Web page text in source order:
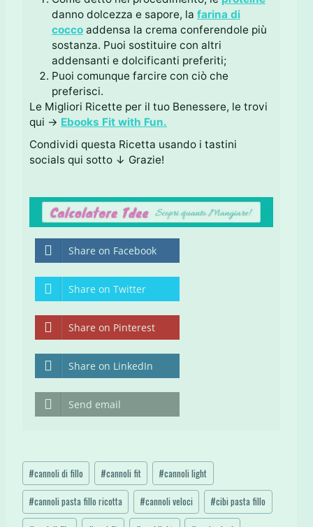
danno dolcezza e sapore, la farina di
cocco addensa la crema conferendole più
sostanza. Puoi sostituire con altri
addensanti e dolcificanti preferiti;
Puoi comunque farcire con ciò che
preferisci.
Le Migliori Ricette per il tuo Benessere, le trovi
qui → Ebooks Fit with Fun.
Condividi questa Ricetta usando i tastini
socials qui sotto ↓ Grazie!
Share on Facebook
Share on Twitter
Share on Pinterest
Share on LinkedIn
Send email
Tag
articolo:
#cannoli di fillo #cannoli fit #cannoli light
#cannoli pasta fillo ricotta #cannoli veloci #cibi pasta fillo